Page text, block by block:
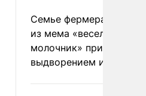
Семье фермера
из мема «веселый
молочник» пригрозили
выдворением из